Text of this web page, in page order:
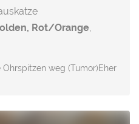
Rot/Orange,
weg (Tumor)Eher